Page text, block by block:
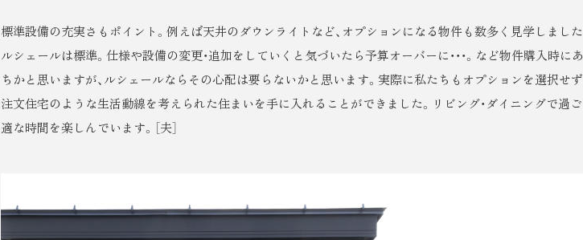
標準設備の充実さもポイント。例えば天井のダウンライトなど、オプションになる物件も数多く見学しました
ルシェールは標準。仕様や設備の変更・追加をしていくと気づいたら予算オーバーに・・・。など物件購入時に
ちかと思いますが、ルシェールならその心配は要らないかと思います。実際に私たちもオプションを選択せず
注文住宅のような生活動線を考えられた住まいを手に入れることができました。リビング・ダイニングで過
適な時間を楽しんでいます。［夫］